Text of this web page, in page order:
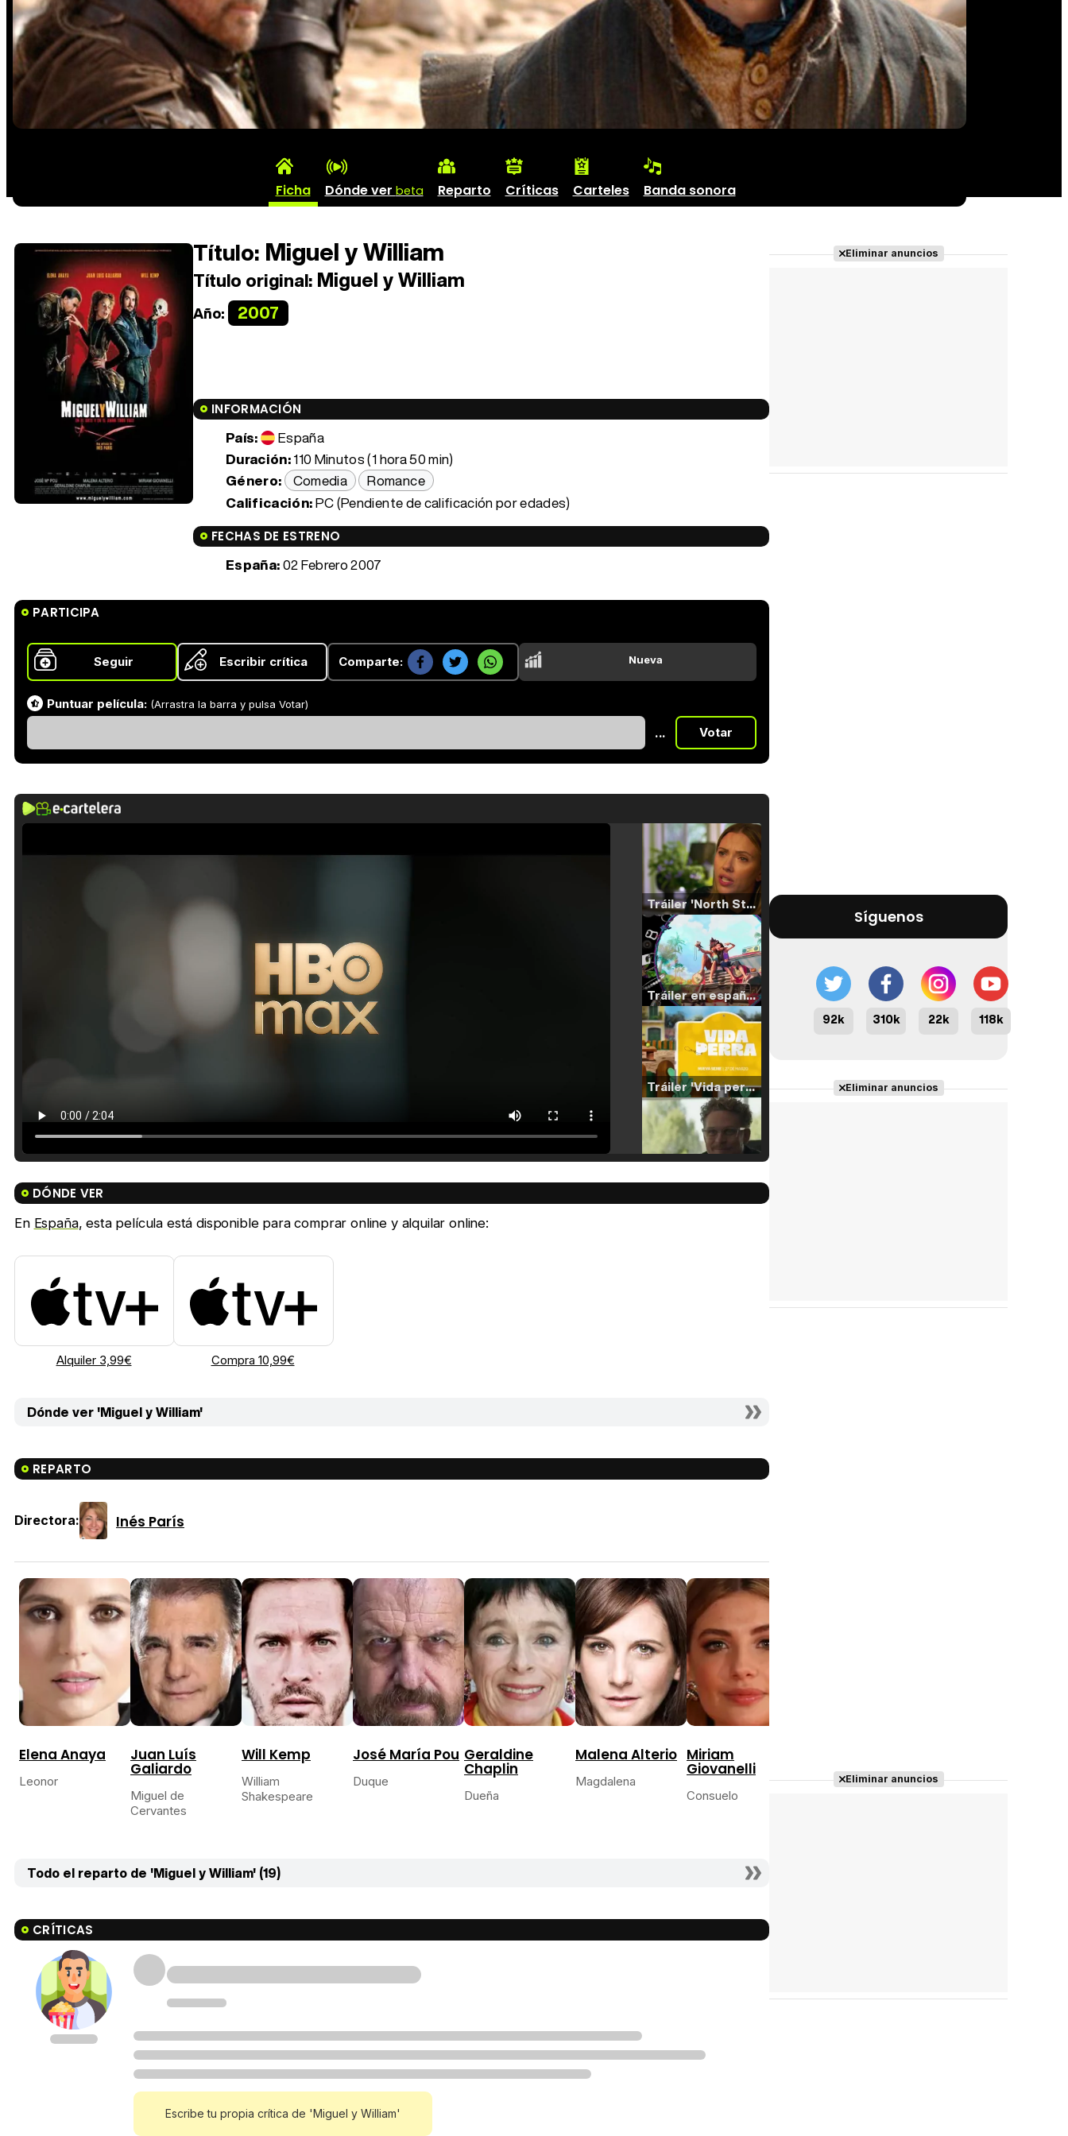
Ficha Dónde ver beta Reparto Críticas Carteles Banda sonora
Título: Miguel y William
Título original: Miguel y William
Año: 2007
INFORMACIÓN
País:
España
Duración:110 Minutos (1 hora 50 min)
Género: Comedia
Romance
Calificación:PC (Pendiente de calificación por edades)
FECHAS DE ESTRENO
España:02 Febrero 2007
PARTICIPA
Seguir Escribir crítica Comparte: Nueva
Puntuar película: (Arrastra la barra y pulsa Votar)
... Votar
Tráiler 'North Star' (2023)
Tráiler en español de 'La isla olvidada'
Tráiler 'Vida perra' (2026)
DÓNDE VER
En España, esta película está disponible para comprar online y alquilar online:
Alquiler 3,99€ Compra 10,99€
Dónde ver 'Miguel y William'
REPARTO
Directora: Inés París
Elena Anaya
Leonor
Juan Luís
Galiardo
Miguel de
Cervantes
Will Kemp
William
Shakespeare
José María Pou
Duque
Geraldine
Chaplin
Dueña
Malena Alterio
Magdalena
Miriam
Giovanelli
Consuelo
Todo el reparto de 'Miguel y William' (19)
CRÍTICAS
Escribe tu propia crítica de 'Miguel y William'
Eliminar anuncios
Síguenos
92k 310k 22k 118k
Eliminar anuncios
Eliminar anuncios